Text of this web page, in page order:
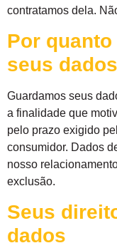
contratamos dela.
Por
seus dados
Guardamos seus
a finalidade que
pelo prazo exigido
consumidor. Dados
nosso
exclusão.
Seus
dados